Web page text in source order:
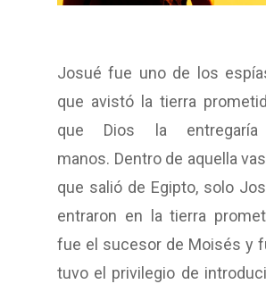
Josué fue uno de los
que avistó la tierra
que Dios la
manos. Dentro de aquella
que salió de Egipto, solo
entraron en la tierra
fue el sucesor de Moisés y
tuvo el privilegio de